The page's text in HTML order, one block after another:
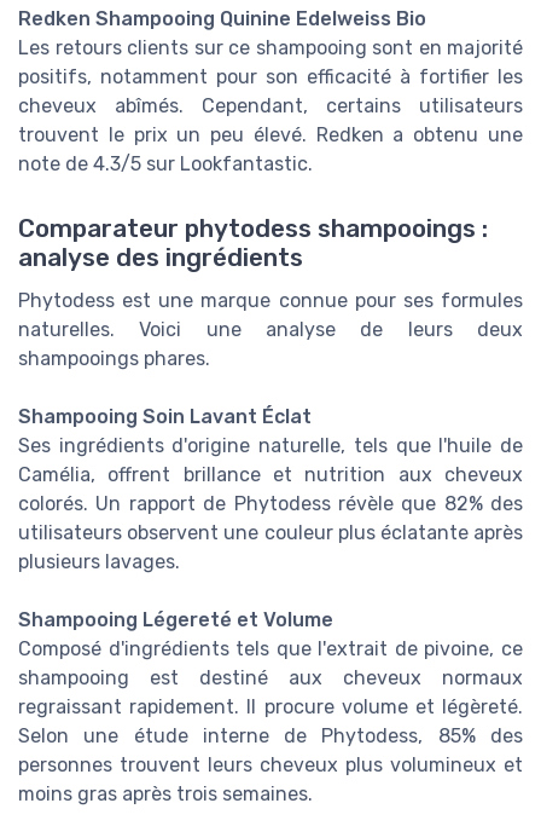
Redken Shampooing Quinine Edelweiss Bio
Les retours clients sur ce shampooing sont en majorité
positifs, notamment pour son efficacité à fortifier les
cheveux abîmés. Cependant, certains utilisateurs
trouvent le prix un peu élevé. Redken a obtenu une
note de 4.3/5 sur Lookfantastic.
Comparateur phytodess shampooings :
analyse des ingrédients
Phytodess est une marque connue pour ses formules
naturelles. Voici une analyse de leurs deux
shampooings phares.
Shampooing Soin Lavant Éclat
Ses ingrédients d'origine naturelle, tels que l'huile de
Camélia, offrent brillance et nutrition aux cheveux
colorés. Un rapport de Phytodess révèle que 82% des
utilisateurs observent une couleur plus éclatante après
plusieurs lavages.
Shampooing Légereté et Volume
Composé d'ingrédients tels que l'extrait de pivoine, ce
shampooing est destiné aux cheveux normaux
regraissant rapidement. Il procure volume et légèreté.
Selon une étude interne de Phytodess, 85% des
personnes trouvent leurs cheveux plus volumineux et
moins gras après trois semaines.